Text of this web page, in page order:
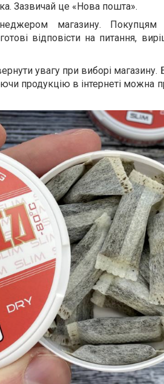
Зазвичай це «Нова пошта».
магазину. Покупцям
відповісти на питання,
увагу при виборі магазину.
продукцію в інтернеті можна